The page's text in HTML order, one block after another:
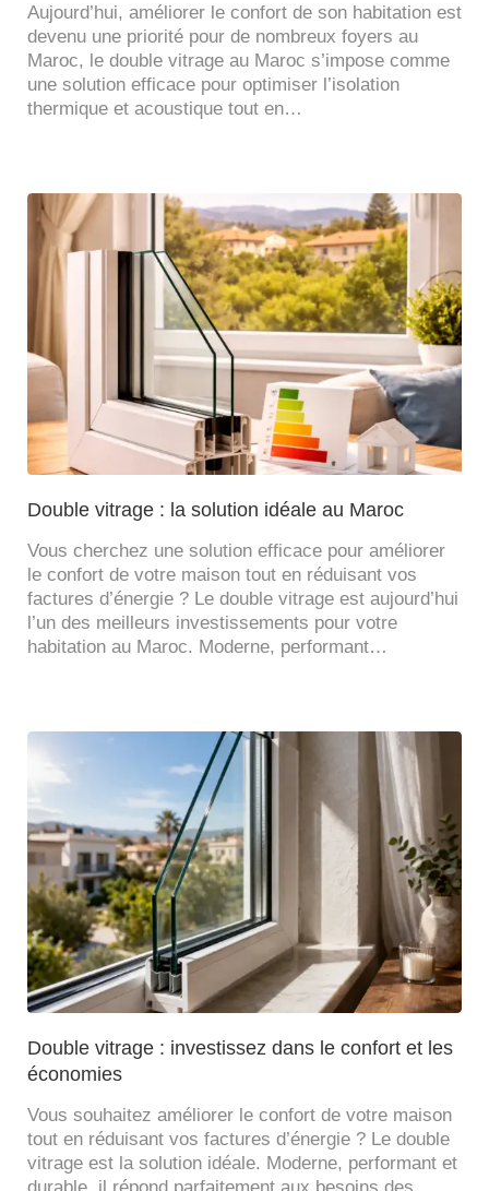
Aujourd’hui, améliorer le confort de son habitation est
devenu une priorité pour de nombreux foyers au
Maroc, le double vitrage au Maroc s’impose comme
une solution efficace pour optimiser l’isolation
thermique et acoustique tout en…
Double vitrage : la solution idéale au Maroc
Vous cherchez une solution efficace pour améliorer
le confort de votre maison tout en réduisant vos
factures d’énergie ? Le double vitrage est aujourd’hui
l’un des meilleurs investissements pour votre
habitation au Maroc. Moderne, performant…
Double vitrage : investissez dans le confort et les
économies
Vous souhaitez améliorer le confort de votre maison
tout en réduisant vos factures d’énergie ? Le double
vitrage est la solution idéale. Moderne, performant et